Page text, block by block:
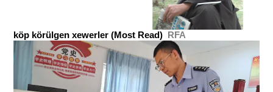
köp körülgen xewerler (Most Read) RFA